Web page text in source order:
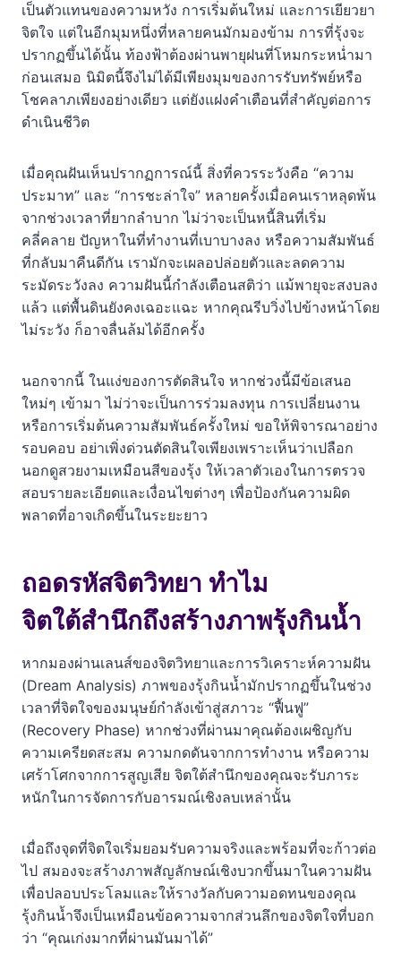
2. ฝันเห็นรุ้งกินน้ำ 2 เส้น (รุ้งคู่): โชคลาภทวีคูณ และความ
รับผิดชอบที่เพิ่มขึ้น
3. ฝันเห็นรุ้งกินน้ำไม่เต็มเส้น หรือขาดตอน: สัญญาณ
เตือนให้ทบทวนแผนงาน
มิติทางความเชื่อโบราณและข้อห้ามที่ควรรู้
สรุปนิมิตฝันเห็นรุ้งกินน้ำ
ตัวเลขนำโชค
คำถามที่พบบ่อย
เป็นตัวแทนของความหวัง การเริ่มต้นใหม่ และการเยียวยา
จิตใจ แต่ในอีกมุมหนึ่งที่หลายคนมักมองข้าม การที่รุ้งจะ
ปรากฏขึ้นได้นั้น ท้องฟ้าต้องผ่านพายุฝนที่โหมกระหน่ำมา
ก่อนเสมอ นิมิตนี้จึงไม่ได้มีเพียงมุมของการรับทรัพย์หรือ
โชคลาภเพียงอย่างเดียว แต่ยังแฝงคำเตือนที่สำคัญต่อการ
ดำเนินชีวิต
เมื่อคุณฝันเห็นปรากฏการณ์นี้ สิ่งที่ควรระวังคือ “ความ
ประมาท” และ “การชะล่าใจ” หลายครั้งเมื่อคนเราหลุดพ้น
จากช่วงเวลาที่ยากลำบาก ไม่ว่าจะเป็นหนี้สินที่เริ่ม
คลี่คลาย ปัญหาในที่ทำงานที่เบาบางลง หรือความสัมพันธ์
ที่กลับมาคืนดีกัน เรามักจะเผลอปล่อยตัวและลดความ
ระมัดระวังลง ความฝันนี้กำลังเตือนสติว่า แม้พายุจะสงบลง
แล้ว แต่พื้นดินยังคงเฉอะแฉะ หากคุณรีบวิ่งไปข้างหน้าโดย
ไม่ระวัง ก็อาจลื่นล้มได้อีกครั้ง
นอกจากนี้ ในแง่ของการตัดสินใจ หากช่วงนี้มีข้อเสนอ
ใหม่ๆ เข้ามา ไม่ว่าจะเป็นการร่วมลงทุน การเปลี่ยนงาน
หรือการเริ่มต้นความสัมพันธ์ครั้งใหม่ ขอให้พิจารณาอย่าง
รอบคอบ อย่าเพิ่งด่วนตัดสินใจเพียงเพราะเห็นว่าเปลือก
นอกดูสวยงามเหมือนสีของรุ้ง ให้เวลาตัวเองในการตรวจ
สอบรายละเอียดและเงื่อนไขต่างๆ เพื่อป้องกันความผิด
พลาดที่อาจเกิดขึ้นในระยะยาว
ถอดรหัสจิตวิทยา ทำไม
จิตใต้สำนึกถึงสร้างภาพรุ้งกินน้ำ
หากมองผ่านเลนส์ของจิตวิทยาและการวิเคราะห์ความฝัน
(Dream Analysis) ภาพของรุ้งกินน้ำมักปรากฏขึ้นในช่วง
เวลาที่จิตใจของมนุษย์กำลังเข้าสู่สภาวะ “ฟื้นฟู”
(Recovery Phase) หากช่วงที่ผ่านมาคุณต้องเผชิญกับ
ความเครียดสะสม ความกดดันจากการทำงาน หรือความ
เศร้าโศกจากการสูญเสีย จิตใต้สำนึกของคุณจะรับภาระ
หนักในการจัดการกับอารมณ์เชิงลบเหล่านั้น
เมื่อถึงจุดที่จิตใจเริ่มยอมรับความจริงและพร้อมที่จะก้าวต่อ
ไป สมองจะสร้างภาพสัญลักษณ์เชิงบวกขึ้นมาในความฝัน
เพื่อปลอบประโลมและให้รางวัลกับความอดทนของคุณ
รุ้งกินน้ำจึงเป็นเหมือนข้อความจากส่วนลึกของจิตใจที่บอก
ว่า “คุณเก่งมากที่ผ่านมันมาได้”